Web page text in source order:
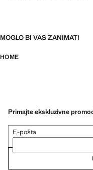
MOGLO BI VAS ZANIMATI
HOME
Primajte ekskluzivne
E-pošta